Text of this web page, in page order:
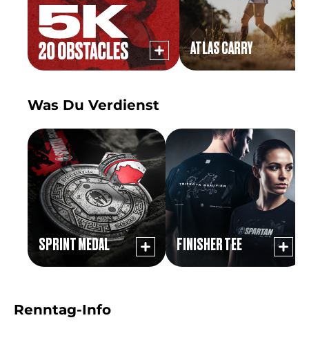
ATLAS CARRY
Was Du Verdienst
SPRINT MEDAL FINISHER TEE
Renntag-Info